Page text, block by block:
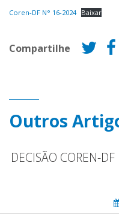
Coren-DF N° 16-2024 Baixar
Compartilhe
Outros
DECISÃO COREN-